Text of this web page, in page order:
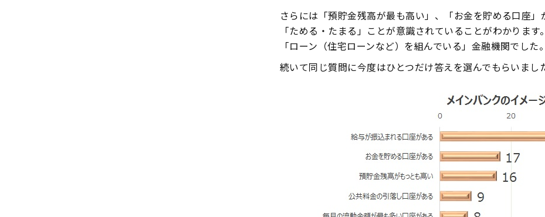
さらには「預貯金残高が最も高い」、「お金を貯める口座」
「ためる・たまる」ことが意識されていることがわかりま
「ローン（住宅ローンなど）を組んでいる」金融機関でした。
続いて同じ質問に今度はひとつだけ答えを選んでもらいまし